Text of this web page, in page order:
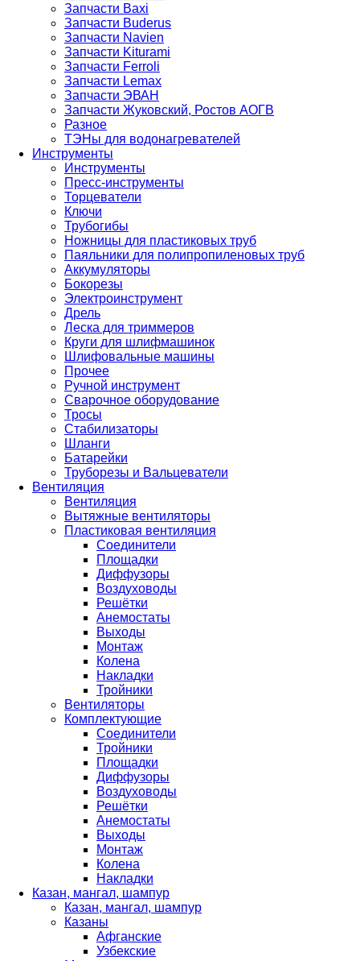
Запчасти Baxi
Запчасти Buderus
Запчасти Navien
Запчасти Kiturami
Запчасти Ferroli
Запчасти Lemax
Запчасти ЭВАН
Запчасти Жуковский, Ростов АОГВ
Разное
ТЭНы для водонагревателей
Инструменты
Инструменты
Пресс-инструменты
Торцеватели
Ключи
Трубогибы
Ножницы для пластиковых труб
Паяльники для полипропиленовых труб
Аккумуляторы
Бокорезы
Электроинструмент
Дрель
Леска для триммеров
Круги для шлифмашинок
Шлифовальные машины
Прочее
Ручной инструмент
Сварочное оборудование
Тросы
Стабилизаторы
Шланги
Батарейки
Труборезы и Вальцеватели
Вентиляция
Вентиляция
Вытяжные вентиляторы
Пластиковая вентиляция
Соединители
Площадки
Диффузоры
Воздуховоды
Решётки
Анемостаты
Выходы
Монтаж
Колена
Накладки
Тройники
Вентиляторы
Комплектующие
Соединители
Тройники
Площадки
Диффузоры
Воздуховоды
Решётки
Анемостаты
Выходы
Монтаж
Колена
Накладки
Казан, мангал, шампур
Казан, мангал, шампур
Казаны
Афганские
Узбекские